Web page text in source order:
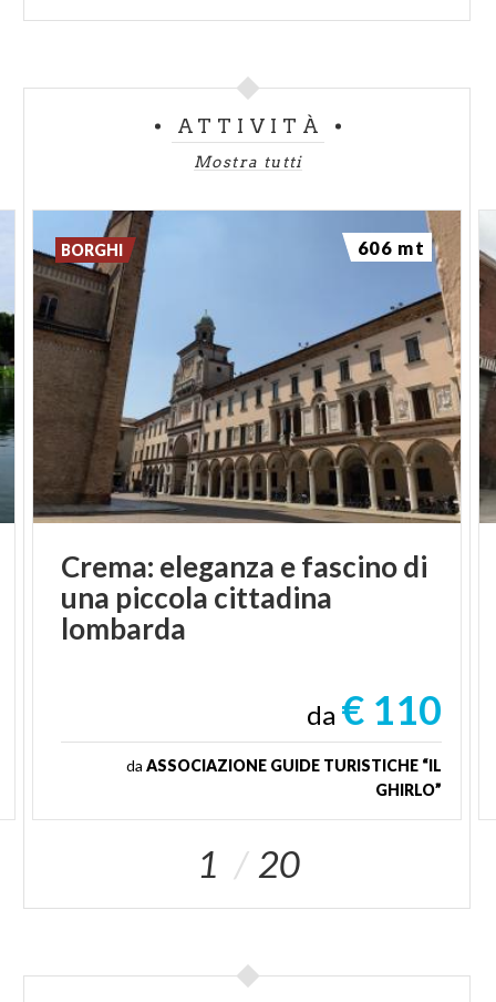
ATTIVITÀ
Mostra tutti
Crema: eleganza e fascino di
una piccola cittadina
lombarda
da € 110
da ASSOCIAZIONE GUIDE TURISTICHE “IL
GHIRLO”
BORGHI 606 mt
1 20